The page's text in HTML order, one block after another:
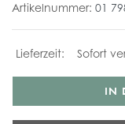
Artikelnummer: 01
Sofort
IN